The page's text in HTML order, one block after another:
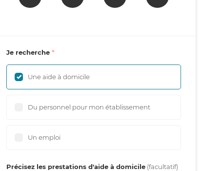
Je recherche
Une aide à domicile
Du personnel pour mon établissement
Un emploi
Précisez les prestations d'aide à domicile